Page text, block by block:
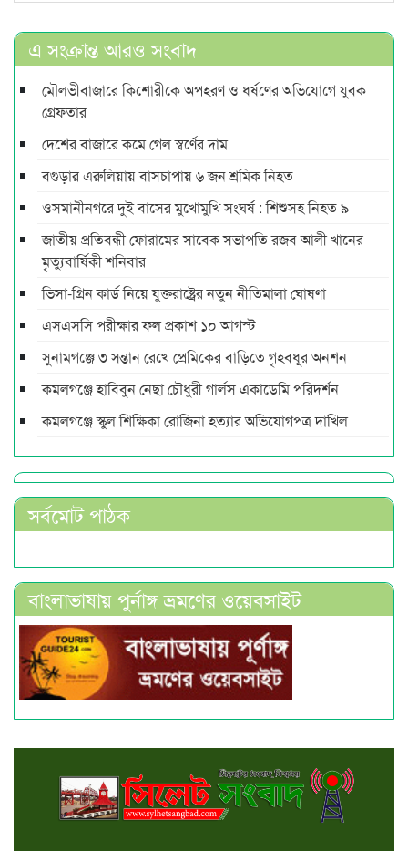
এ সংক্রান্ত আরও সংবাদ
মৌলভীবাজারে কিশোরীকে অপহরণ ও ধর্ষণের অভিযোগে যুবক
গ্রেফতার
দেশের বাজারে কমে গেল স্বর্ণের দাম
বগুড়ার এরুলিয়ায় বাসচাপায় ৬ জন শ্রমিক নিহত
ওসমানীনগরে দুই বাসের মুখোমুখি সংঘর্ষ : শিশুসহ নিহত ৯
জাতীয় প্রতিবন্ধী ফোরামের সাবেক সভাপতি রজব আলী খানের
মৃত্যুবার্ষিকী শনিবার
ভিসা-গ্রিন কার্ড নিয়ে যুক্তরাষ্ট্রের নতুন নীতিমালা ঘোষণা
এসএসসি পরীক্ষার ফল প্রকাশ ১০ আগস্ট
সুনামগঞ্জে ৩ সন্তান রেখে প্রেমিকের বাড়িতে গৃহবধূর অনশন
কমলগঞ্জে হাবিবুন নেছা চৌধুরী গার্লস একাডেমি পরিদর্শন
কমলগঞ্জে স্কুল শিক্ষিকা রোজিনা হত্যার অভিযোগপত্র দাখিল
সর্বমোট পাঠক
বাংলাভাষায় পুর্নাঙ্গ ভ্রমণের ওয়েবসাইট